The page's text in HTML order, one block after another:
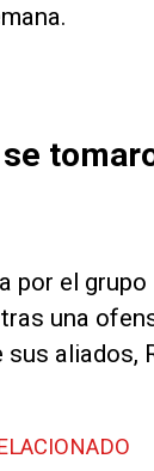
por el
una
aliados,